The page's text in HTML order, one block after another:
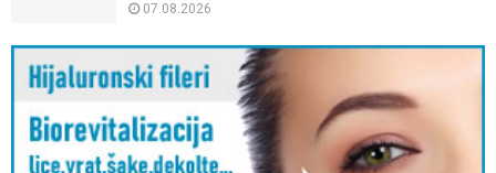
07.08.2026